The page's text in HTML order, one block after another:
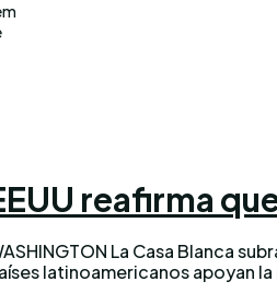
reafirma
La Casa Blanca
latinoamericanos apoyan